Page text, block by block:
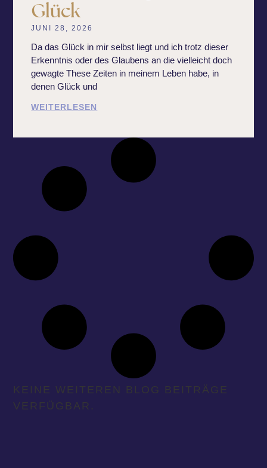
Glück
JUNI 28, 2026
Da das Glück in mir selbst liegt und ich trotz dieser
Erkenntnis oder des Glaubens an die vielleicht doch
gewagte These Zeiten in meinem Leben habe, in
denen Glück und
WEITERLESEN
KEINE WEITEREN BLOG BEITRÄGE
VERFÜGBAR.